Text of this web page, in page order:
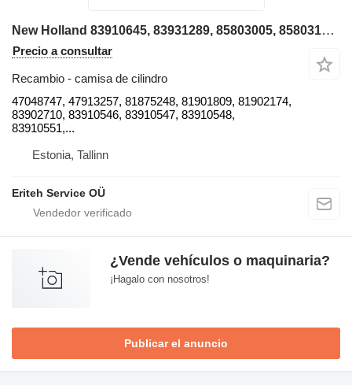
New Holland 83910645, 83931289, 85803005, 85803192, 85803193, 85803196, 8580 47048747 camisa de cilindro para New Holland LB115, B115B, LB110, LB110, LB95, LB95B retroexcavadora
Precio a consultar
Recambio - camisa de cilindro
47048747, 47913257, 81875248, 81901809, 81902174,
83902710, 83910546, 83910547, 83910548,
83910551,...
Estonia, Tallinn
Eriteh Service OÜ
¿Vende vehículos o maquinaria?
¡Hagalo con nosotros!
Publicar el anuncio